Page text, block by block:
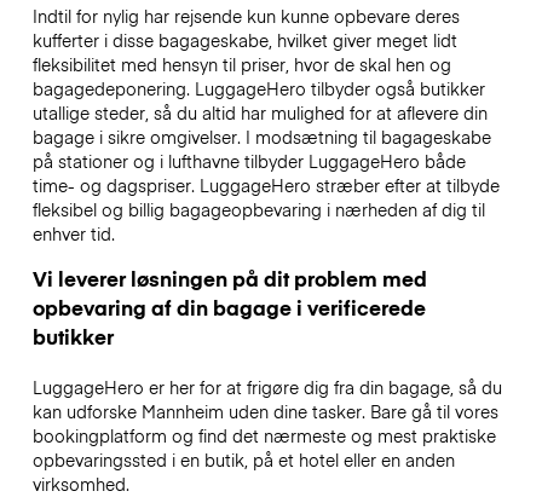
Indtil for nylig har rejsende kun kunne opbevare deres
kufferter i disse bagageskabe, hvilket giver meget lidt
fleksibilitet med hensyn til priser, hvor de skal hen og
bagagedeponering. LuggageHero tilbyder også butikker
utallige steder, så du altid har mulighed for at aflevere din
bagage i sikre omgivelser. I modsætning til bagageskabe
på stationer og i lufthavne tilbyder LuggageHero både
time- og dagspriser. LuggageHero stræber efter at tilbyde
fleksibel og billig bagageopbevaring i nærheden af dig til
enhver tid.
Vi leverer løsningen på dit problem med
opbevaring af din bagage i verificerede
butikker
LuggageHero er her for at frigøre dig fra din bagage, så du
kan udforske Mannheim uden dine tasker. Bare gå til vores
bookingplatform og find det nærmeste og mest praktiske
opbevaringssted i en butik, på et hotel eller en anden
virksomhed.